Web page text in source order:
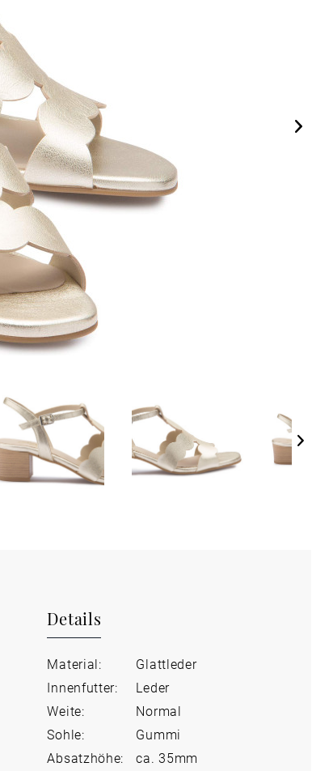
Details
Material:
Glattleder
Innenfutter:
Leder
Weite:
Normal
Sohle:
Gummi
Absatzhöhe:
ca. 35mm